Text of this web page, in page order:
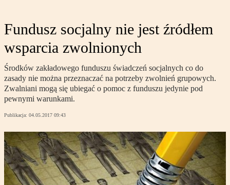
Fundusz socjalny nie jest źródłem
wsparcia zwolnionych
Środków zakładowego funduszu świadczeń socjalnych co do
zasady nie można przeznaczać na potrzeby zwolnień grupowych.
Zwalniani mogą się ubiegać o pomoc z funduszu jedynie pod
pewnymi warunkami.
Publikacja: 04.05.2017 09:43